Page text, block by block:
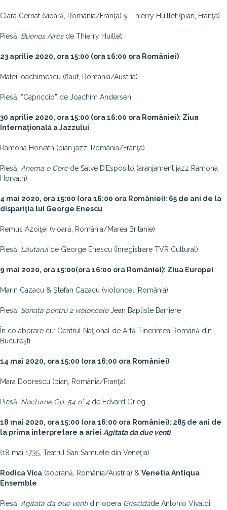
Clara Cernat (vioară, România/Franţa) şi Thierry Huillet (pian, Franţa)
Piesă: Buenos Airesde Thierry Huillet
23 aprilie 2020, ora 15:00 (ora 16:00 ora României)
Matei Ioachimescu (flaut, România/Austria)
Piesă: “Capriccio” de Joachim Andersen
30 aprilie 2020, ora 15:00 (ora 16:00 ora României): Ziua
Internaţională a Jazzului
Ramona Horvath (pian jazz, România/Franţa)
Piesă: Anema e Corede Salve D’Esposito (aranjament jazz Ramona
Horvath)
4 mai 2020, ora 15:00 (ora 16:00 ora României): 65 de ani de la
dispariţia lui George Enescu
Remus Azoiţei (vioară, România/Marea Britanie)
Piesă: Lăutarulde George Enescu (înregistrare TVR Cultural)
9 mai 2020, ora 15:00(ora 16:00 ora României): Ziua Europei
Marin Cazacu & Ştefan Cazacu (violoncel, România)
Piesă: Sonata pentru 2 violonceleJean Baptiste Barriere
În colaborare cu: Centrul Naţional de Artă Tinerimea Română din
Bucureşti
14 mai 2020, ora 15:00 (ora 16:00 ora României)
Mara Dobrescu (pian, România/Franţa)
Piesă: Nocturne Op. 54 n° 4 de Edvard Grieg
18 mai 2020, ora 15:00 (ora 16:00 ora României): 285 de ani de
la prima interpretare a ariei Agitata da due venti
(18 mai 1735, Teatrul San Samuele din Veneţia)
Rodica Vica (soprană, România/Austria) & Venetia Antiqua
Ensemble
Piesă: Agitata da due ventidin opera Griseldade Antonio Vivaldi